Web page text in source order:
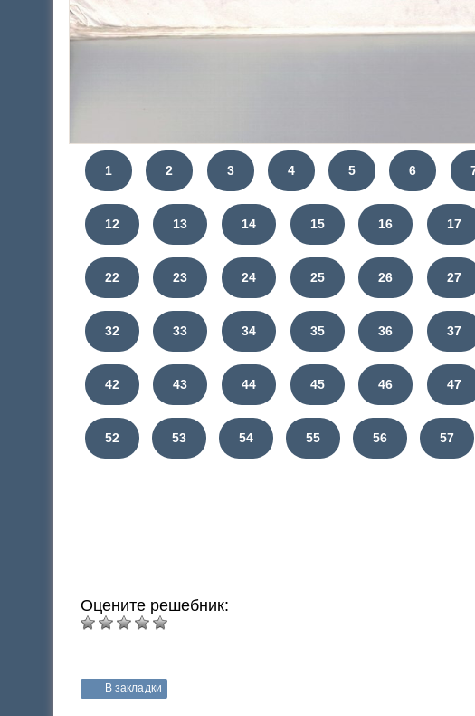
1 2 3 4 5 6
12 13 14 15 16 17
22 23 24 25 26 27
32 33 34 35 36 37
42 43 44 45 46 47
52 53 54 55 56 57
Оцените решебник:
В закладки